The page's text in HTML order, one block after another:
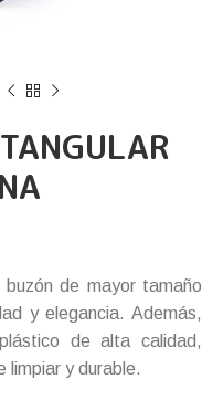
de mayor tamaño
y elegancia. Además,
de alta calidad,
limpiar y durable.